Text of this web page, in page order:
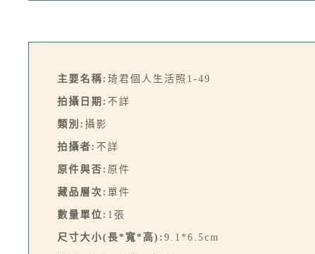
主要名稱: 琦君個人生活照1-49
拍攝日期: 不詳
類別: 攝影
拍攝者: 不詳
原件與否: 原件
藏品層次: 單件
數量單位: 1張
尺寸大小(長*寬*高): 9.1*6.5cm